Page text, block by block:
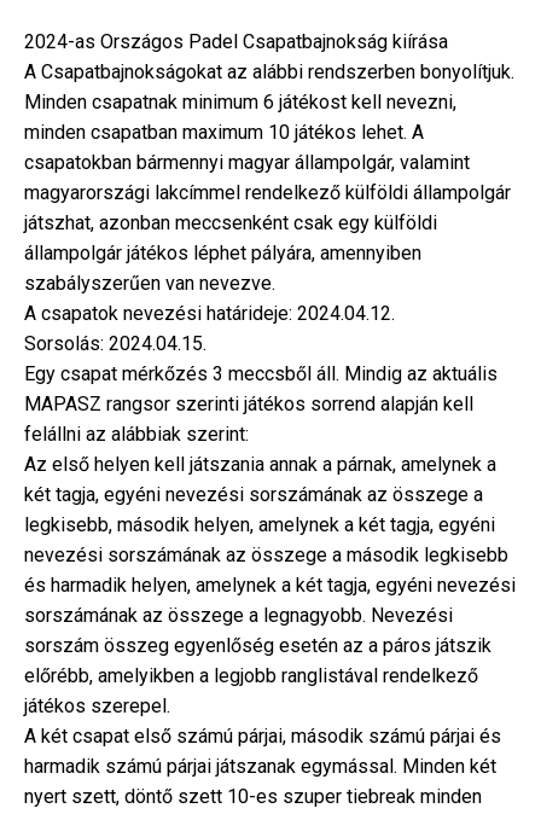
2024-as Országos Padel Csapatbajnokság kiírása
A Csapatbajnokságokat az alábbi rendszerben bonyolítjuk.
Minden csapatnak minimum 6 játékost kell nevezni,
minden csapatban maximum 10 játékos lehet. A
csapatokban bármennyi magyar állampolgár, valamint
magyarországi lakcímmel rendelkező külföldi állampolgár
játszhat, azonban meccsenként csak egy külföldi
állampolgár játékos léphet pályára, amennyiben
szabályszerűen van nevezve.
A csapatok nevezési határideje: 2024.04.12.
Sorsolás: 2024.04.15.
Egy csapat mérkőzés 3 meccsből áll. Mindig az aktuális
MAPASZ rangsor szerinti játékos sorrend alapján kell
felállni az alábbiak szerint:
Az első helyen kell játszania annak a párnak, amelynek a
két tagja, egyéni nevezési sorszámának az összege a
legkisebb, második helyen, amelynek a két tagja, egyéni
nevezési sorszámának az összege a második legkisebb
és harmadik helyen, amelynek a két tagja, egyéni nevezési
sorszámának az összege a legnagyobb. Nevezési
sorszám összeg egyenlőség esetén az a páros játszik
előrébb, amelyikben a legjobb ranglistával rendelkező
játékos szerepel.
A két csapat első számú párjai, második számú párjai és
harmadik számú párjai játszanak egymással. Minden két
nyert szett, döntő szett 10-es szuper tiebreak minden